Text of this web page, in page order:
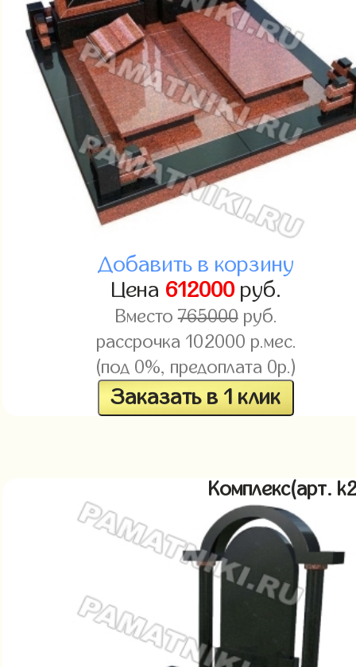
Добавить в корзину
Цена 612000руб.
Вместо765000руб.
рассрочка 102000 р.мес.
(под 0%, предоплата 0р.)
Заказать в 1 клик
Комплекс(арт.